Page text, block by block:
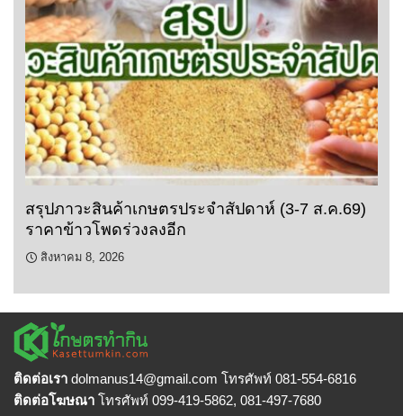
สรุปภาวะสินค้าเกษตรประจำสัปดาห์ (3-7 ส.ค.69)
ราคาข้าวโพดร่วงลงอีก
สิงหาคม 8, 2026
ติดต่อเรา dolmanus14@gmail.com โทรศัพท์ 081-554-6816
ติดต่อโฆษณา โทรศัพท์ 099-419-5862, 081-497-7680